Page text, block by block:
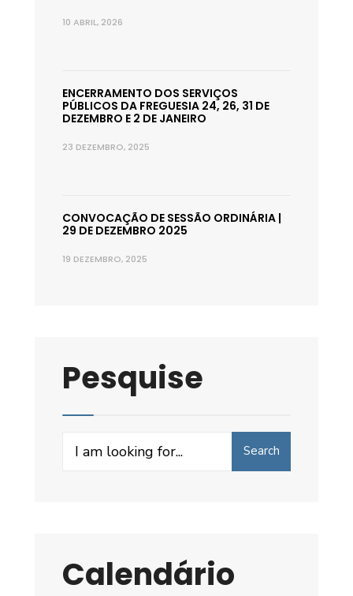
10 ABRIL, 2026
ENCERRAMENTO DOS SERVIÇOS
PÚBLICOS DA FREGUESIA 24, 26, 31 DE
DEZEMBRO E 2 DE JANEIRO
23 DEZEMBRO, 2025
CONVOCAÇÃO DE SESSÃO ORDINÁRIA |
29 DE DEZEMBRO 2025
19 DEZEMBRO, 2025
Pesquise
Search
Search
Calendário